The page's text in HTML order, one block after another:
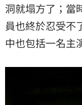
洞就塌方了；當
員也終於忍受不
中也包括一名主